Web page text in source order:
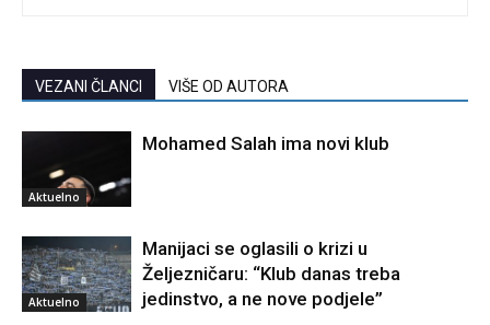
VEZANI ČLANCI VIŠE OD AUTORA
Aktuelno
Mohamed Salah ima novi klub
Aktuelno
Manijaci se oglasili o krizi u
Željezničaru: “Klub danas treba
jedinstvo, a ne nove podjele”